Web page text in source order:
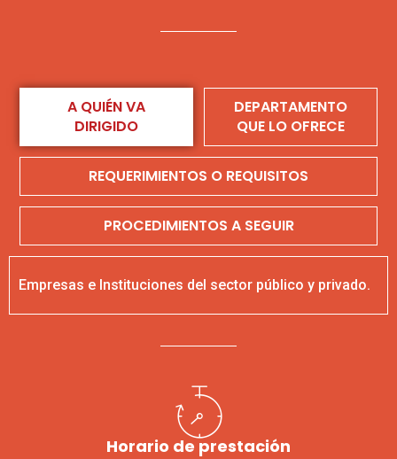
A QUIÉN VA
DIRIGIDO
DEPARTAMENTO
QUE LO OFRECE
REQUERIMIENTOS O REQUISITOS
PROCEDIMIENTOS A SEGUIR
Empresas e Instituciones del sector público y privado.
Horario de prestación